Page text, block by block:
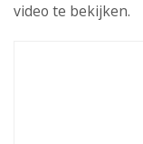
video te bekijken.